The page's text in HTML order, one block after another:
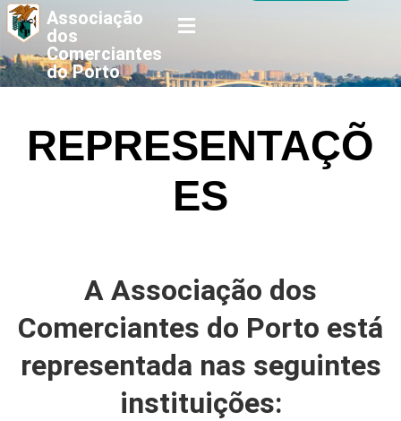
Associação
dos
Comerciantes
do Porto
REPRESENTAÇÕ
ES
A Associação dos
Comerciantes do Porto está
representada nas seguintes
instituições: